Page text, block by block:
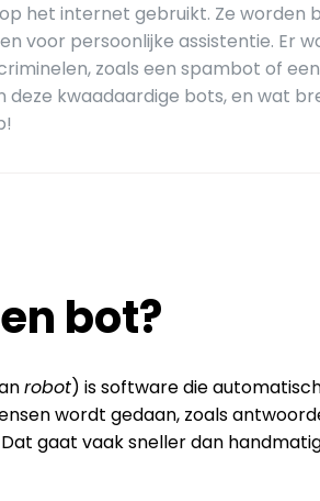
het internet gebruikt. Ze worden
voor persoonlijke assistentie. Er
zoals een spambot of
deze kwaadaardige bots, en wat
bot?
robot) is software die
wordt gedaan, zoals
gaat vaak sneller dan